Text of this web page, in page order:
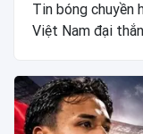
Tin bóng chuyền
Việt Nam đại